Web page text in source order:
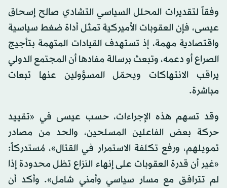
وفقاً لتقديرات المحلل السياسي التشادي صالح إسحاق
عيسى، فإن العقوبات الأميركية تمثل أداة ضغط سياسية
واقتصادية مهمة، إذ تستهدف القيادات المتهمة بتأجيج
الصراع أو دعمه، وتبعث برسالة مفادها أن المجتمع الدولي
يراقب الانتهاكات ويحمّل المسؤولين عنها تبعات
مباشرة.
وقد تسهم هذه الإجراءات، حسب عيسى في «تقييد
حركة بعض الفاعلين المسلحين، والحد من مصادر
تمويلهم، ورفع تكلفة الاستمرار في القتال»، مُستدركاً:
«غير أن قدرة العقوبات على إنهاء النزاع تظل محدودة إذا
لم تترافق مع مسار سياسي وأمني شامل». وأكد أن